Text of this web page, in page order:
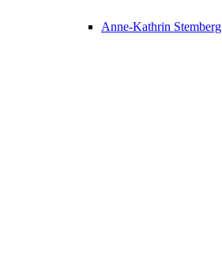
Anne-Kathrin Stemberg